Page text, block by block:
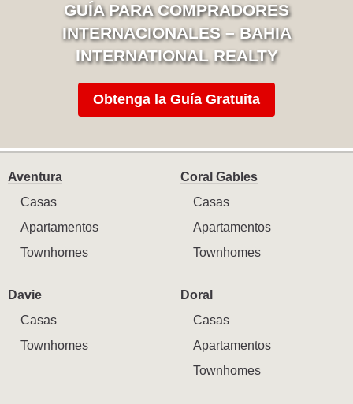
GUÍA PARA COMPRADORES
INTERNACIONALES – BAHIA
INTERNATIONAL REALTY
Obtenga la Guía Gratuita
Aventura
Casas
Apartamentos
Townhomes
Coral Gables
Casas
Apartamentos
Townhomes
Davie
Casas
Townhomes
Doral
Casas
Apartamentos
Townhomes